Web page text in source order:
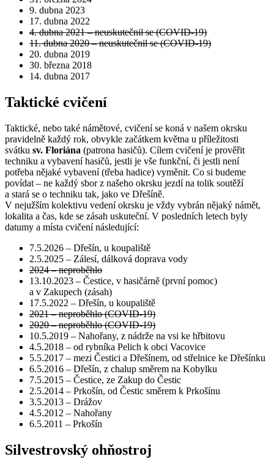
9. dubna 2023
17. dubna 2022
4. dubna 2021 – neuskutečnil se (COVID-19)
11. dubna 2020 – neuskutečnil se (COVID-19)
20. dubna 2019
30. března 2018
14. dubna 2017
Taktické cvičení
Taktické, nebo také námětové, cvičení se koná v našem okrsku
pravidelně každý rok, obvykle začátkem května u příležitosti
svátku sv. Floriána (patrona hasičů). Cílem cvičení je prověřit
techniku a vybavení hasičů, jestli je vše funkční, či jestli není
potřeba nějaké vybavení (třeba hadice) vyměnit. Co si budeme
povídat – ne každý sbor z našeho okrsku jezdí na tolik soutěží
a stará se o techniku tak, jako ve Dřešíně.
V nejužším kolektivu vedení okrsku je vždy vybrán nějaký námět,
lokalita a čas, kde se zásah uskuteční. V posledních letech byly
datumy a místa cvičení následující:
7.5.2026 – Dřešín, u koupaliště
2.5.2025 – Zálesí, dálková doprava vody
2024 – neproběhlo
13.10.2023 – Čestice, v hasičárně (první pomoc)
a v Zakupech (zásah)
17.5.2022 – Dřešín, u koupaliště
2021 – neproběhlo (COVID-19)
2020 – neproběhlo (COVID-19)
10.5.2019 – Nahořany, z nádrže na vsi ke hřbitovu
4.5.2018 – od rybníka Pelich k obci Vacovice
5.5.2017 – mezi Čestici a Dřešínem, od střelnice ke Dřešínku
6.5.2016 – Dřešín, z chalup směrem na Kobylku
7.5.2015 – Čestice, ze Zakup do Čestic
2.5.2014 – Prkošín, od Čestic směrem k Prkošínu
3.5.2013 – Drážov
4.5.2012 – Nahořany
6.5.2011 – Prkošín
Silvestrovský ohňostroj